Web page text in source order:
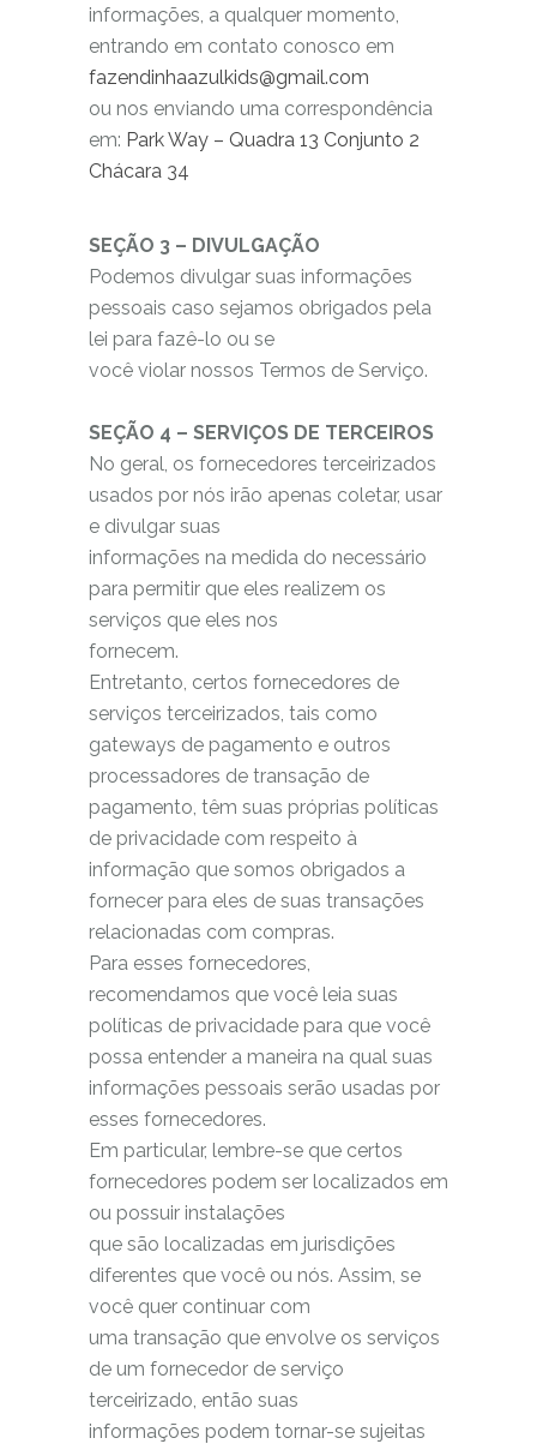
informações, a qualquer momento,
entrando em contato conosco em
fazendinhaazulkids@gmail.com
ou nos enviando uma correspondência
em: Park Way – Quadra 13 Conjunto 2
Chácara 34
SEÇÃO 3 – DIVULGAÇÃO
Podemos divulgar suas informações
pessoais caso sejamos obrigados pela
lei para fazê-lo ou se
você violar nossos Termos de Serviço.
SEÇÃO 4 – SERVIÇOS DE TERCEIROS
No geral, os fornecedores terceirizados
usados por nós irão apenas coletar, usar
e divulgar suas
informações na medida do necessário
para permitir que eles realizem os
serviços que eles nos
fornecem.
Entretanto, certos fornecedores de
serviços terceirizados, tais como
gateways de pagamento e outros
processadores de transação de
pagamento, têm suas próprias políticas
de privacidade com respeito à
informação que somos obrigados a
fornecer para eles de suas transações
relacionadas com compras.
Para esses fornecedores,
recomendamos que você leia suas
políticas de privacidade para que você
possa entender a maneira na qual suas
informações pessoais serão usadas por
esses fornecedores.
Em particular, lembre-se que certos
fornecedores podem ser localizados em
ou possuir instalações
que são localizadas em jurisdições
diferentes que você ou nós. Assim, se
você quer continuar com
uma transação que envolve os serviços
de um fornecedor de serviço
terceirizado, então suas
informações podem tornar-se sujeitas